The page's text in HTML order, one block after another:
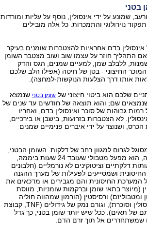
בטני
שמונע על ידי אינסולין, נוסף על עליות ומורדות
נוירולוגי והתמכרות. כל אלה מובילים
בדם אחראיות להצטברות שומנים בעיקר
התהליך חוזר על עצמו שוב ושוב מצטבר השומן
ללבלב שמן, למעיים שמנים, הגס והדק
החיצוני - בטן של חיטה (אפילו הלב שלכם
אותו דרך הצלעות הנוקשות-למחצה).
שלכם הוא ביטוי חיצוני של שומן בטני שנמצא
שם; והוא תוצאה של חודשים עד שנים של
גבוהות של סוכר ואינסולין בדם, ואחריו
לא הצטברות בזרועות, בישבן או בירכיים,
ושנוצר על ידי איברים פנימיים שמנים
לגרום למגוון רחב של דלקות. השומן הבטני,
שממלא את החלל של בטן החיטה, הוא מפעל מטבולי שעובד 24 שעות ביממה,
דלקתיים וציטוקינים לא נורמליים (חלבונים
ושמסייעים לפעילות של מערך ההגנה
החיסונית והם מגבירים או מדכאים את
(מיוצר בתאי שומן וברקמות שומניות, מווסת
ורסיסטין (הורמון שמהווה חוליה
חשובה בין השמנה, תנגודת לאינסולין וסוכרת), וגורם נמק של גידולים (TNF, קבוצת
של תאים). ככל שיש יותר שומן בטני, כך גדל
שמשתחררים אל תוך זרם הדם.